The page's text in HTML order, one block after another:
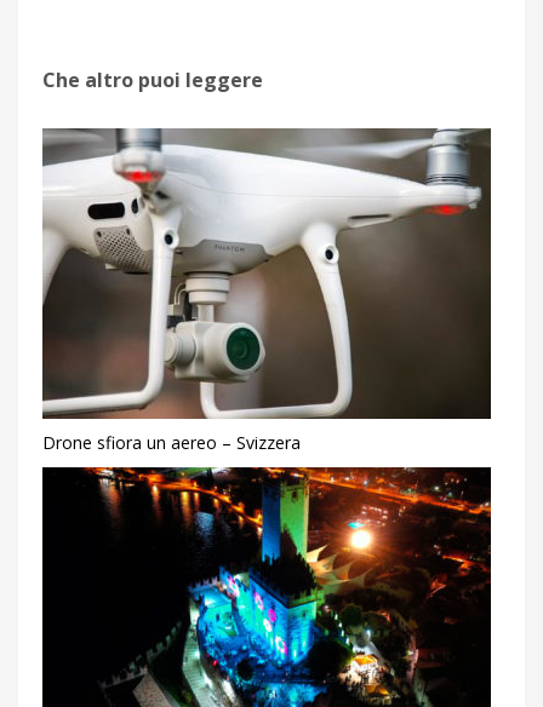
Che altro puoi leggere
Drone sfiora un aereo – Svizzera